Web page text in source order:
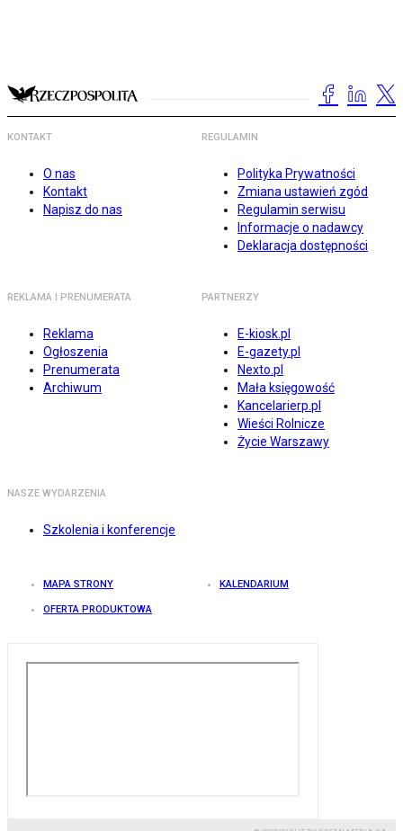
KONTAKT
O nas
Kontakt
Napisz do nas
REGULAMIN
Polityka Prywatności
Zmiana ustawień zgód
Regulamin serwisu
Informacje o nadawcy
Deklaracja dostępności
REKLAMA I PRENUMERATA
Reklama
Ogłoszenia
Prenumerata
Archiwum
PARTNERZY
E-kiosk.pl
E-gazety.pl
Nexto.pl
Mała księgowość
Kancelarierp.pl
Wieści Rolnicze
Życie Warszawy
NASZE WYDARZENIA
Szkolenia i konferencje
MAPA STRONY KALENDARIUM
OFERTA PRODUKTOWA